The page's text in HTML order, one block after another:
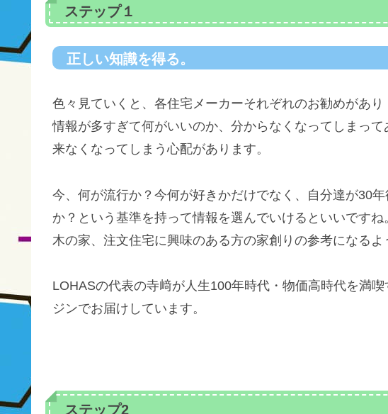
ステップ１
正しい知識を得る。
色々見ていくと、各住宅メーカーそれぞれのお勧めがあり
情報が多すぎて何がいいのか、分からなくなってしまっ
来なくなってしまう心配があります。
今、何が流行か？今何が好きかだけでなく、自分達が30
か？という基準を持って情報を選んでいけるといいですね
木の家、注文住宅に興味のある方の家創りの参考になるよ
LOHASの代表の寺﨑が人生100年時代・物価高時代を満
ジンでお届けしています。
ステップ2